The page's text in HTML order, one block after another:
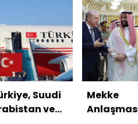
Suudi
ve
Mekke